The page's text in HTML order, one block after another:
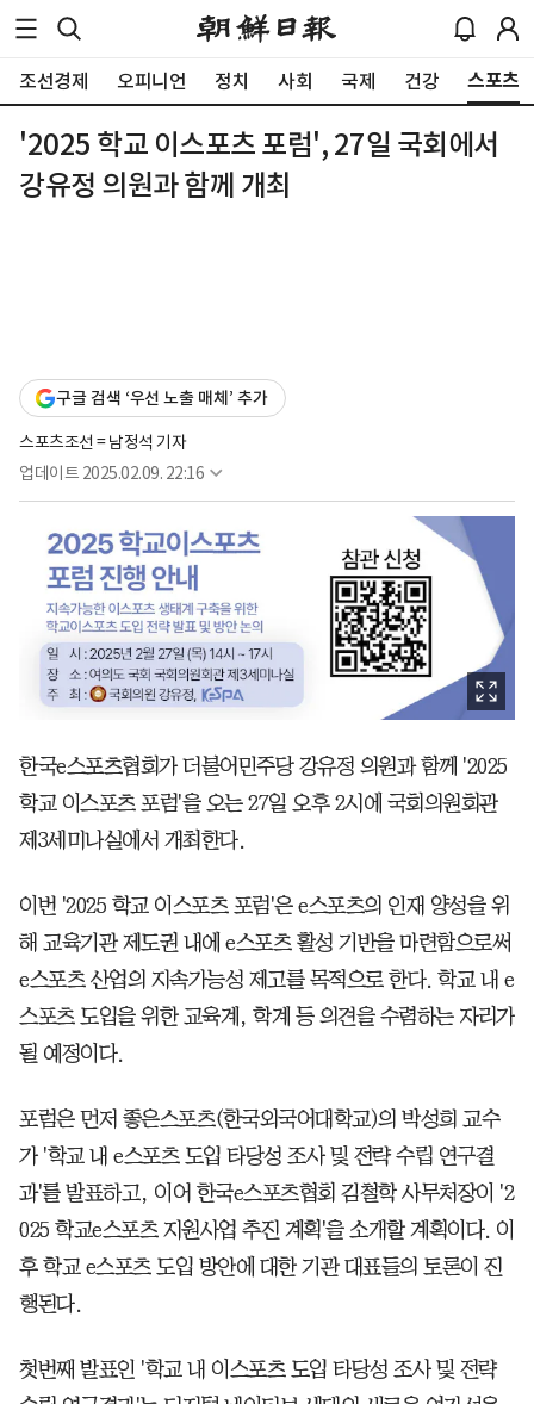
조선경제 오피니언 정치 사회 국제 건강 스포츠
'2025 학교 이스포츠 포럼', 27일 국회에서
강유정 의원과 함께 개최
구글 검색 ‘우선 노출 매체’ 추가
스포츠조선 = 남정석 기자
업데이트 2025.02.09. 22:16
한국e스포츠협회가 더불어민주당 강유정 의원과 함께 '2025
학교 이스포츠 포럼'을 오는 27일 오후 2시에 국회의원회관
제3세미나실에서 개최한다.
이번 '2025 학교 이스포츠 포럼'은 e스포츠의 인재 양성을 위
해 교육기관 제도권 내에 e스포츠 활성 기반을 마련함으로써
e스포츠 산업의 지속가능성 제고를 목적으로 한다. 학교 내 e
스포츠 도입을 위한 교육계, 학계 등 의견을 수렴하는 자리가
될 예정이다.
포럼은 먼저 좋은스포츠(한국외국어대학교)의 박성희 교수
가 '학교 내 e스포츠 도입 타당성 조사 및 전략 수립 연구결
과'를 발표하고, 이어 한국e스포츠협회 김철학 사무처장이 '2
025 학교e스포츠 지원사업 추진 계획'을 소개할 계획이다. 이
후 학교 e스포츠 도입 방안에 대한 기관 대표들의 토론이 진
행된다.
첫번째 발표인 '학교 내 이스포츠 도입 타당성 조사 및 전략